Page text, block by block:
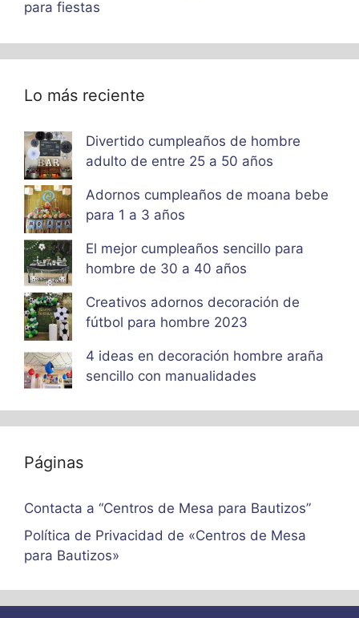
para fiestas
Lo más reciente
Divertido cumpleaños de hombre
adulto de entre 25 a 50 años
Adornos cumpleaños de moana bebe
para 1 a 3 años
El mejor cumpleaños sencillo para
hombre de 30 a 40 años
Creativos adornos decoración de
fútbol para hombre 2023
4 ideas en decoración hombre araña
sencillo con manualidades
Páginas
Contacta a “Centros de Mesa para Bautizos”
Política de Privacidad de «Centros de Mesa
para Bautizos»